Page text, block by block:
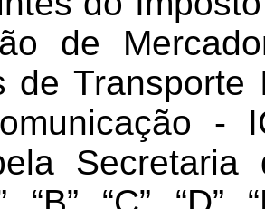
de
de Transporte
-
Secretaria